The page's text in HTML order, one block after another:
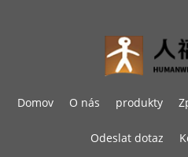
Domov O nás produkty
Odeslat dotaz